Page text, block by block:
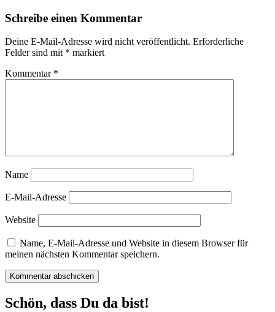
Schreibe einen Kommentar
Deine E-Mail-Adresse wird nicht veröffentlicht. Erforderliche
Felder sind mit * markiert
Kommentar *
Name
E-Mail-Adresse
Website
Name, E-Mail-Adresse und Website in diesem Browser für
meinen nächsten Kommentar speichern.
Schön, dass Du da bist!